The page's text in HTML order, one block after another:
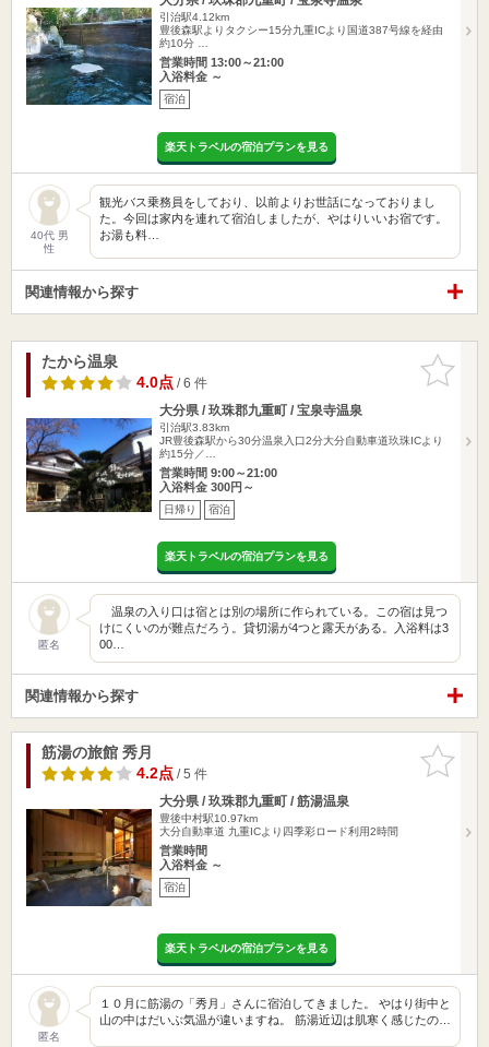
引治駅4.12km
豊後森駅よりタクシー15分九重ICより国道387号線を経由
約10分 …
営業時間 13:00～21:00
入浴料金 ～
宿泊
楽天トラベルの宿泊プランを見る
40代 男
性
観光バス乗務員をしており、以前よりお世話になっておりまし
た。今回は家内を連れて宿泊しましたが、やはりいいお宿です。
お湯も料…
関連情報から探す
お気に入
りに追加
たから温泉
4.0点/ 6 件
大分県 / 玖珠郡九重町 / 宝泉寺温泉
引治駅3.83km
JR豊後森駅から30分温泉入口2分大分自動車道玖珠ICより
約15分／…
営業時間 9:00～21:00
入浴料金 300円～
日帰り 宿泊
楽天トラベルの宿泊プランを見る
匿名
温泉の入り口は宿とは別の場所に作られている。この宿は見つ
けにくいのが難点だろう。貸切湯が4つと露天がある。入浴料は3
00…
関連情報から探す
お気に入
りに追加
筋湯の旅館 秀月
4.2点/ 5 件
大分県 / 玖珠郡九重町 / 筋湯温泉
豊後中村駅10.97km
大分自動車道 九重ICより四季彩ロード利用2時間
営業時間
入浴料金 ～
宿泊
楽天トラベルの宿泊プランを見る
匿名
１０月に筋湯の「秀月」さんに宿泊してきました。 やはり街中と
山の中はだいぶ気温が違いますね。 筋湯近辺は肌寒く感じたの…